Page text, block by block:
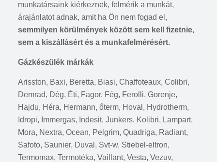
munkatársaink kiérkeznek, felmérik a munkát,
árajánlatot adnak, amit ha Ön nem fogad el,
semmilyen körülmények között sem kell fizetnie,
sem a kiszállásért és a munkafelmérésért.
Gázkészülék márkák
Arisston, Baxi, Beretta, Biasi, Chaffoteaux, Colibri,
Demrad, Dég, Éti, Fagor, Fég, Ferolli, Gorenje,
Hajdu, Héra, Hermann, őterm, Hoval, Hydrotherm,
Idropi, Immergas, Indesit, Junkers, Kolibri, Lampart,
Mora, Nextra, Ocean, Pelgrim, Quadriga, Radiant,
Safoto, Saunier, Duval, Svt-w, Stiebel-eltron,
Termomax, Termotéka, Vaillant, Vesta, Vezuv,